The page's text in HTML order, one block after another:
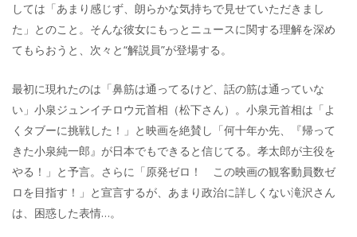
しては「あまり感じず、朗らかな気持ちで見せていただきまし
た」とのこと。そんな彼女にもっとニュースに関する理解を深め
てもらおうと、次々と“解説員”が登場する。
最初に現れたのは「鼻筋は通ってるけど、話の筋は通っていな
い」小泉ジュンイチロウ元首相（松下さん）。小泉元首相は「よ
くタブーに挑戦した！」と映画を絶賛し「何十年か先、『帰って
きた小泉純一郎』が日本でもできると信じてる。孝太郎が主役を
やる！」と予言。さらに「原発ゼロ！ この映画の観客動員数ゼ
ロを目指す！」と宣言するが、あまり政治に詳しくない滝沢さん
は、困惑した表情…。